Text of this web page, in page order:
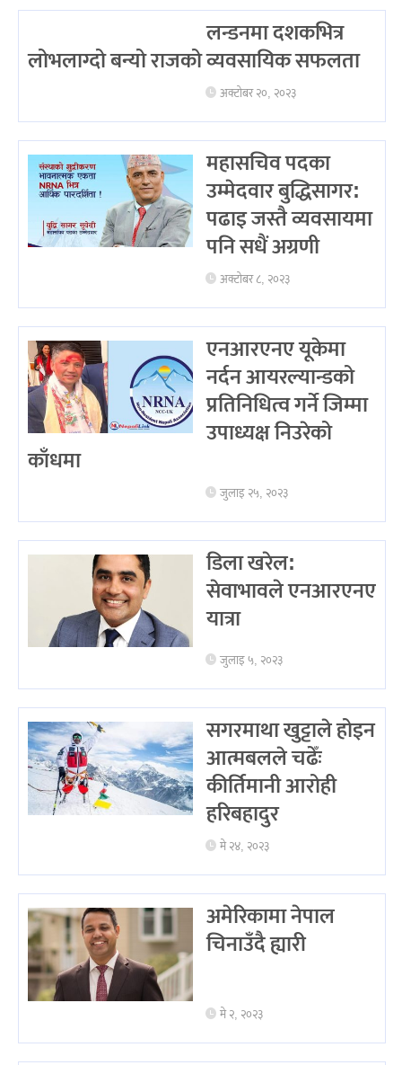
लन्डनमा दशकभित्र
लोभलाग्दो बन्यो राजको व्यवसायिक सफलता
अक्टोबर २०, २०२३
महासचिव पदका
उम्मेदवार बुद्धिसागर:
पढाइ जस्तै व्यवसायमा
पनि सधैं अग्रणी
अक्टोबर ८, २०२३
एनआरएनए यूकेमा
नर्दन आयरल्यान्डको
प्रतिनिधित्व गर्ने जिम्मा
उपाध्यक्ष निउरेको
काँधमा
जुलाइ २५, २०२३
डिला खरेल:
सेवाभावले एनआरएनए
यात्रा
जुलाइ ५, २०२३
सगरमाथा खुट्टाले होइन
आत्मबलले चढेँः
कीर्तिमानी आरोही
हरिबहादुर
मे २४, २०२३
अमेरिकामा नेपाल
चिनाउँदै ह्यारी
मे २, २०२३